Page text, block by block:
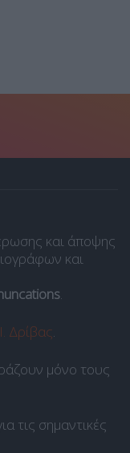
και άποψης
και
.
Δρίβας.
μόνο τους
τις σημαντικές